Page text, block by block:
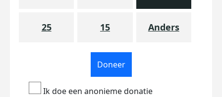
25 15 Anders
Doneer
Ik doe een anonieme donatie